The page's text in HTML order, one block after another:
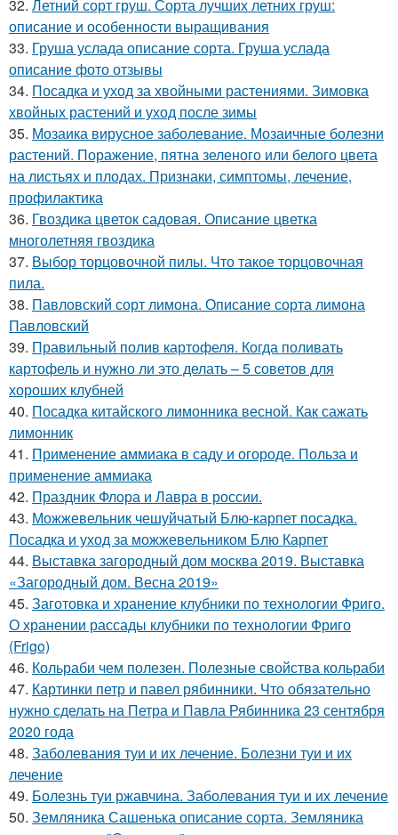
32. Летний сорт груш. Сорта лучших летних груш:
описание и особенности выращивания
33. Груша услада описание сорта. Груша услада
описание фото отзывы
34. Посадка и уход за хвойными растениями. Зимовка
хвойных растений и уход после зимы
35. Мозаика вирусное заболевание. Мозаичные болезни
растений. Поражение, пятна зеленого или белого цвета
на листьях и плодах. Признаки, симптомы, лечение,
профилактика
36. Гвоздика цветок садовая. Описание цветка
многолетняя гвоздика
37. Выбор торцовочной пилы. Что такое торцовочная
пила.
38. Павловский сорт лимона. Описание сорта лимона
Павловский
39. Правильный полив картофеля. Когда поливать
картофель и нужно ли это делать – 5 советов для
хороших клубней
40. Посадка китайского лимонника весной. Как сажать
лимонник
41. Применение аммиака в саду и огороде. Польза и
применение аммиака
42. Праздник Флора и Лавра в россии.
43. Можжевельник чешуйчатый Блю-карпет посадка.
Посадка и уход за можжевельником Блю Карпет
44. Выставка загородный дом москва 2019. Выставка
«Загородный дом. Весна 2019»
45. Заготовка и хранение клубники по технологии Фриго.
О хранении рассады клубники по технологии Фриго
(Frigo)
46. Кольраби чем полезен. Полезные свойства кольраби
47. Картинки петр и павел рябинники. Что обязательно
нужно сделать на Петра и Павла Рябинника 23 сентября
2020 года
48. Заболевания туи и их лечение. Болезни туи и их
лечение
49. Болезнь туи ржавчина. Заболевания туи и их лечение
50. Земляника Сашенька описание сорта. Земляника